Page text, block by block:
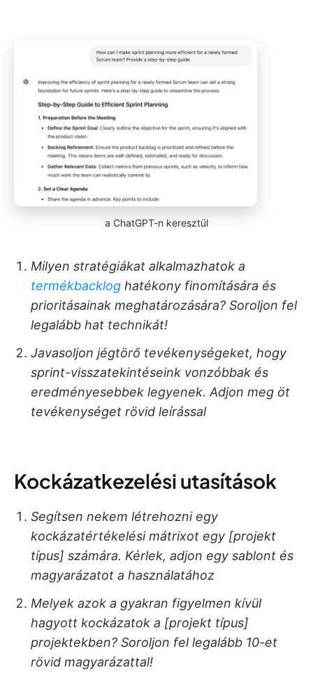
a ChatGPT-n keresztül
Milyen stratégiákat alkalmazhatok a
termékbacklog hatékony finomítására és
prioritásainak meghatározására? Soroljon fel
legalább hat technikát!
Javasoljon jégtörő tevékenységeket, hogy
sprint-visszatekintéseink vonzóbbak és
eredményesebbek legyenek. Adjon meg öt
tevékenységet rövid leírással
Kockázatkezelési utasítások
Segítsen nekem létrehozni egy
kockázatértékelési mátrixot egy [projekt
típus] számára. Kérlek, adjon egy sablont és
magyarázatot a használatához
Melyek azok a gyakran figyelmen kívül
hagyott kockázatok a [projekt típus]
projektekben? Soroljon fel legalább 10-et
rövid magyarázattal!